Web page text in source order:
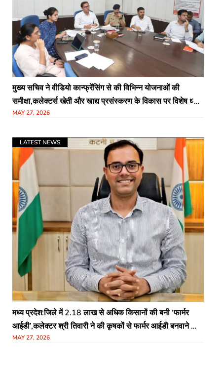
मुख्य सचिव ने वीडियो कान्फ्रेंसिंग से की विभिन्न योजनाओं की
समीक्षा,कलेक्टर्स खेती और खाद्य प्रसंस्करण के विकास पर विशेष ध्यान
दें – मुख्य सचिव
MAY 27, 2026
LATEST NEWS
मध्य प्रदेश:जिले में 2.18 लाख से अधिक किसानों की बनी ‘फार्मर
आईडी’,कलेक्‍टर श्री तिवारी ने की कृषकों से फार्मर आईडी बनवाने की
अपील
MAY 27, 2026